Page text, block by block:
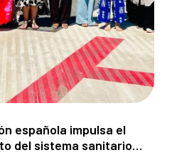
egipcios apoyados
española impulsa el
española impulsa el
del sistema sanitario